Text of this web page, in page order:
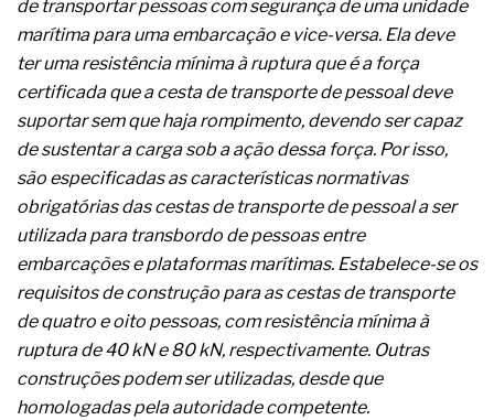
A prevenção clínica da coceira no ânus
Os sintomas clínicos do teratoma de ovário
O tratamento médico da síndrome da fadiga
As causas médicas da queda dos cabelos ou
calvície
Quando a gestão é o obstáculo para o resultado
positivo
Os procedimentos para a inspeção em estruturas
hidráulicas de concreto de obras
O movimento regular reduz em 19% o risco de
morte precoce e melhora o metabolismo
O desenvolvimento de indicadores nas atividades
de governança das organizações
O desenho industrial ganha espaço como
estratégia competitiva nas empresas
As variações dimensionais dos produtos de
materiais cimentícios com fibra de vidro
de transportar pessoas com segurança de uma unidade
marítima para uma embarcação e vice-versa. Ela deve
ter uma resistência mínima à ruptura que é a força
certificada que a cesta de transporte de pessoal deve
suportar sem que haja rompimento, devendo ser capaz
de sustentar a carga sob a ação dessa força. Por isso,
são especificadas as características normativas
obrigatórias das cestas de transporte de pessoal a ser
utilizada para transbordo de pessoas entre
embarcações e plataformas marítimas. Estabelece-se os
requisitos de construção para as cestas de transporte
de quatro e oito pessoas, com resistência mínima à
ruptura de 40 kN e 80 kN, respectivamente. Outras
construções podem ser utilizadas, desde que
homologadas pela autoridade competente.